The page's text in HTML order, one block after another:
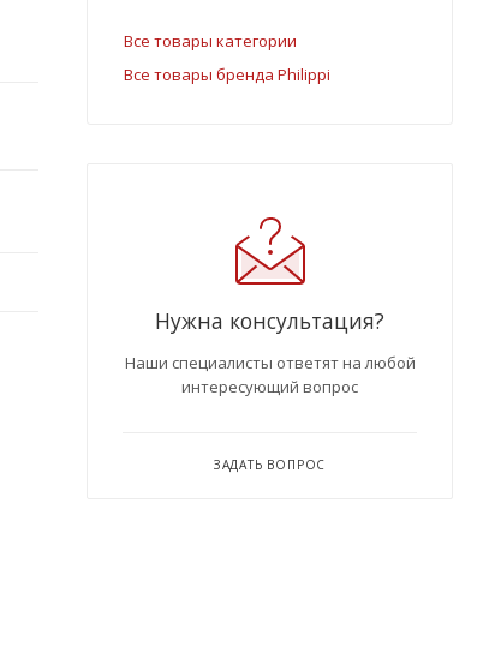
Все товары категории
Все товары бренда Philippi
Нужна консультация?
Наши специалисты ответят на любой
интересующий вопрос
ЗАДАТЬ ВОПРОС